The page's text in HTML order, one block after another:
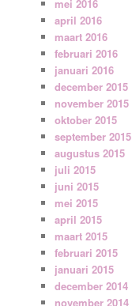
mei 2016
april 2016
maart 2016
februari 2016
januari 2016
december 2015
november 2015
oktober 2015
september 2015
augustus 2015
juli 2015
juni 2015
mei 2015
april 2015
maart 2015
februari 2015
januari 2015
december 2014
november 2014